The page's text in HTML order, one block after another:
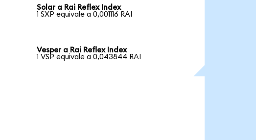
Solar a Rai Reflex Index
1 SXP equivale a 0,001116 RAI
Vesper a Rai Reflex Index
1 VSP equivale a 0,043844 RAI